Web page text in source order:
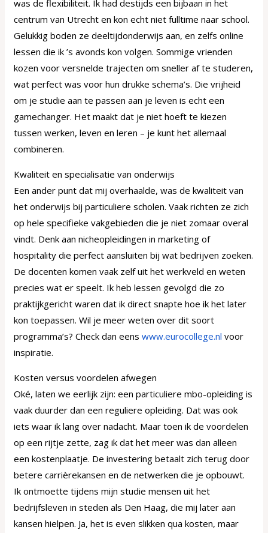
was de flexibiliteit. Ik had destijds een bijbaan in het
centrum van Utrecht en kon echt niet fulltime naar school.
Gelukkig boden ze deeltijdonderwijs aan, en zelfs online
lessen die ik ’s avonds kon volgen. Sommige vrienden
kozen voor versnelde trajecten om sneller af te studeren,
wat perfect was voor hun drukke schema’s. Die vrijheid
om je studie aan te passen aan je leven is echt een
gamechanger. Het maakt dat je niet hoeft te kiezen
tussen werken, leven en leren – je kunt het allemaal
combineren.
Kwaliteit en specialisatie van onderwijs
Een ander punt dat mij overhaalde, was de kwaliteit van
het onderwijs bij particuliere scholen. Vaak richten ze zich
op hele specifieke vakgebieden die je niet zomaar overal
vindt. Denk aan nicheopleidingen in marketing of
hospitality die perfect aansluiten bij wat bedrijven zoeken.
De docenten komen vaak zelf uit het werkveld en weten
precies wat er speelt. Ik heb lessen gevolgd die zo
praktijkgericht waren dat ik direct snapte hoe ik het later
kon toepassen. Wil je meer weten over dit soort
programma’s? Check dan eenswww.eurocollege.nl voor
inspiratie.
Kosten versus voordelen afwegen
Oké, laten we eerlijk zijn: een particuliere mbo-opleiding is
vaak duurder dan een reguliere opleiding. Dat was ook
iets waar ik lang over nadacht. Maar toen ik de voordelen
op een rijtje zette, zag ik dat het meer was dan alleen
een kostenplaatje. De investering betaalt zich terug door
betere carrièrekansen en de netwerken die je opbouwt.
Ik ontmoette tijdens mijn studie mensen uit het
bedrijfsleven in steden als Den Haag, die mij later aan
kansen hielpen. Ja, het is even slikken qua kosten, maar